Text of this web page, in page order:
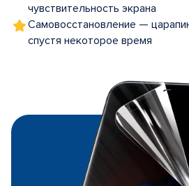
чувствительность экрана
Самовосстановление —
спустя некоторое время